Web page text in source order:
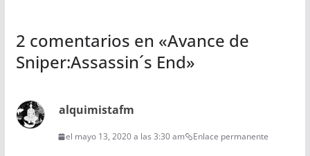
2 comentarios en «Avance de
Sniper:Assassin´s End»
alquimistafm
el mayo 13, 2020 a las 3:30 am Enlace permanente